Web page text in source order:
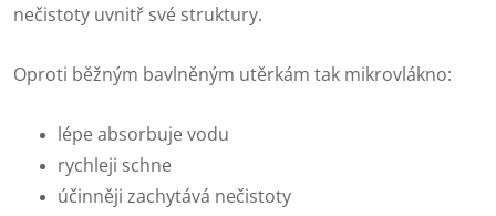
nečistoty uvnitř své struktury.
Oproti běžným bavlněným utěrkám tak mikrovlákno:
lépe absorbuje vodu
rychleji schne
účinněji zachytává nečistoty